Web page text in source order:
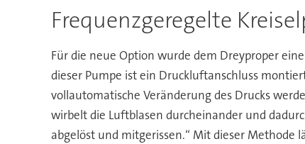
Frequenzgeregelte
Für die neue Option wurde dem Dreyproper
dieser Pumpe ist ein Druckluftanschluss
vollautomatische Veränderung des Drucks
wirbelt die Luftblasen durcheinander und
abgelöst und mitgerissen.“ Mit dieser Methode